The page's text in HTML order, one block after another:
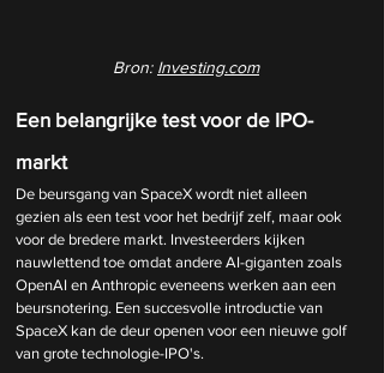
Bron: Investing.com
Een belangrijke test voor de IPO-
markt
De beursgang van SpaceX wordt niet alleen
gezien als een test voor het bedrijf zelf, maar ook
voor de bredere markt. Investeerders kijken
nauwlettend toe omdat andere AI-giganten zoals
OpenAI en Anthropic eveneens werken aan een
beursnotering. Een succesvolle introductie van
SpaceX kan de deur openen voor een nieuwe golf
van grote technologie-IPO's.